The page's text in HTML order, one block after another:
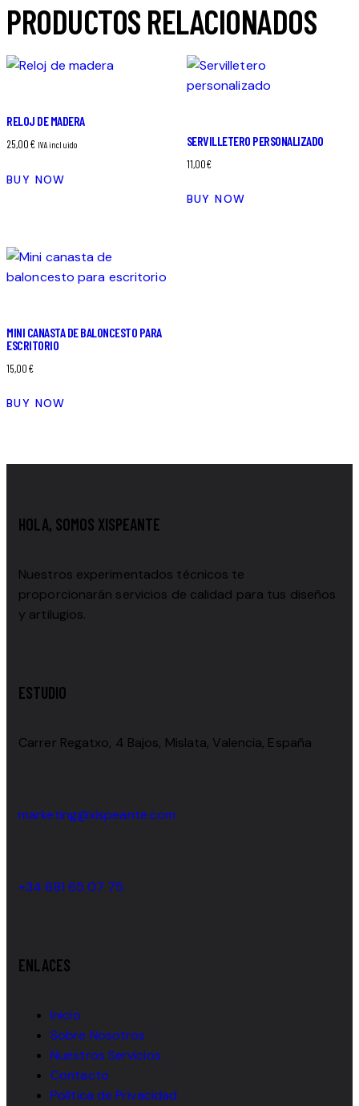
PRODUCTOS RELACIONADOS
RELOJ DE MADERA
25,00€ IVA incluido
BUY NOW
SERVILLETERO PERSONALIZADO
11,00€
BUY NOW
MINI CANASTA DE BALONCESTO PARA
ESCRITORIO
15,00€
BUY NOW
HOLA, SOMOS XISPEANTE
Nuestros experimentados técnicos te
proporcionarán servicios de calidad para tus diseños
y artilugios.
ESTUDIO
Carrer Regatxo, 4 Bajos, Mislata, Valencia, España
marketing@xispeante.com
+34 681 65 07 75
ENLACES
Inicio
Sobre Nosotros
Nuestros Servicios
Contacto
Política de Privacidad